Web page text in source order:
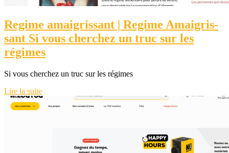
Regime a­maig­ris­sant | Regime Amaig­ris­
sant Si vous cherchez un truc sur les
régimes
Si vous cherchez un truc sur les régimes
Lire la suite